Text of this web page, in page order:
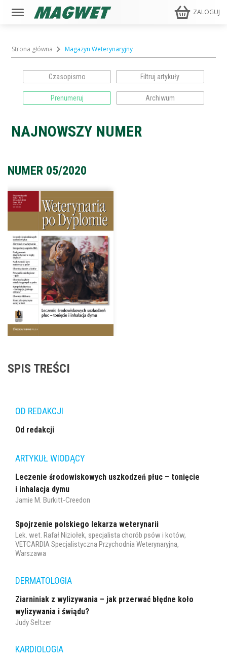
ZALOGUJ
Strona główna Magazyn Weterynaryjny
NAJNOWSZY NUMER
Czasopismo
Prenumeruj Archiwum
NUMER 05/2020
SPIS TREŚCI
OD REDAKCJI
Od redakcji
ARTYKUŁ WIODĄCY
Leczenie środowiskowych uszkodzeń płuc – tonięcie
i inhalacja dymu
Jamie M. Burkitt-Creedon
Spojrzenie polskiego lekarza weterynarii
Lek. wet. Rafał Niziołek, specjalista chorób psów i kotów,
VETCARDIA Specjalistyczna Przychodnia Weterynaryjna,
Warszawa
DERMATOLOGIA
Ziarniniak z wylizywania – jak przerwać błędne koło
wylizywania i świądu?
Judy Seltzer
KARDIOLOGIA